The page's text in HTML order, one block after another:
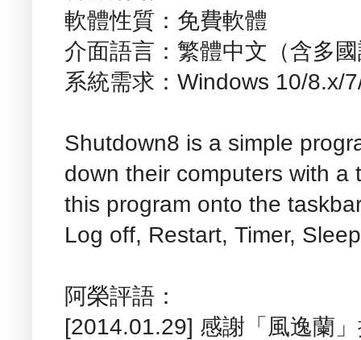
軟體性質：免費軟體
介面語言：繁體中文（含多
系統需求：Windows 10/8.x/
Shutdown8 is a simple
down their computers with a
this program onto the
Log off, Restart, Timer,
阿榮評語：
[2014.01.29] 感謝「風逸蘭